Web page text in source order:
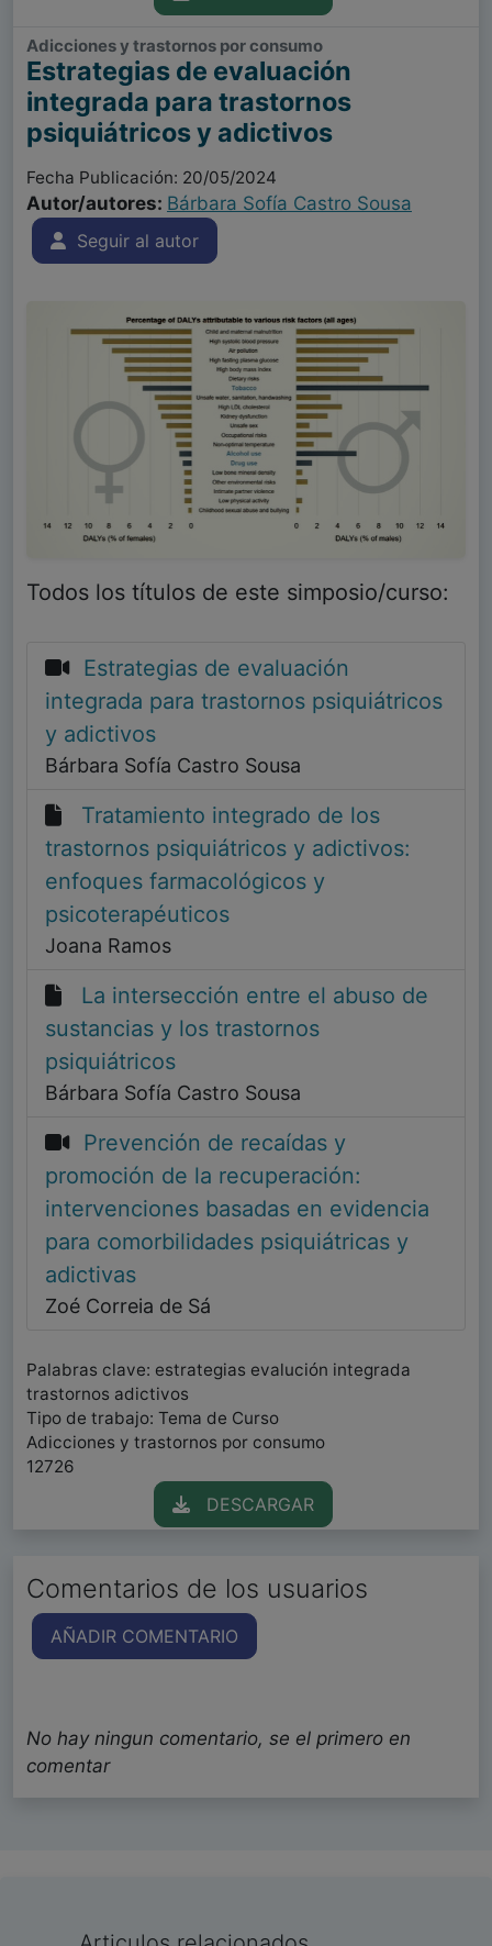
Adicciones y trastornos por consumo
Estrategias de evaluación
integrada para trastornos
psiquiátricos y adictivos
Fecha Publicación: 20/05/2024
Autor/autores: Bárbara Sofía Castro Sousa
Seguir al autor
Todos los títulos de este simposio/curso:
Estrategias de evaluación
integrada para trastornos psiquiátricos
y adictivos
Bárbara Sofía Castro Sousa
Tratamiento integrado de los
trastornos psiquiátricos y adictivos:
enfoques farmacológicos y
psicoterapéuticos
Joana Ramos
La intersección entre el abuso de
sustancias y los trastornos
psiquiátricos
Bárbara Sofía Castro Sousa
Prevención de recaídas y
promoción de la recuperación:
intervenciones basadas en evidencia
para comorbilidades psiquiátricas y
adictivas
Zoé Correia de Sá
Palabras clave: estrategias evalución integrada
trastornos adictivos
Tipo de trabajo: Tema de Curso
Adicciones y trastornos por consumo
12726
DESCARGAR
Comentarios de los usuarios
AÑADIR COMENTARIO
No hay ningun comentario, se el primero en
comentar